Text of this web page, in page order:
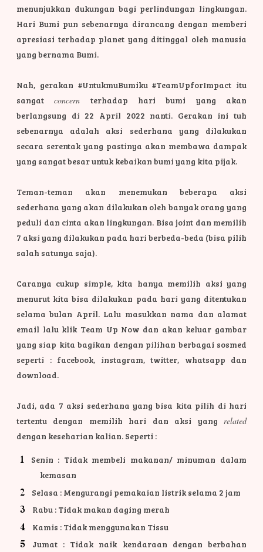
menunjukkan dukungan bagi perlindungan lingkungan.
Hari Bumi pun sebenarnya dirancang dengan memberi
apresiasi terhadap planet yang ditinggal oleh manusia
yang bernama Bumi.
Nah, gerakan #UntukmuBumiku #TeamUpforImpact itu
sangatconcern terhadap hari bumi yang akan
berlangsung di 22 April 2022 nanti. Gerakan ini tuh
sebenarnya adalah aksi sederhana yang dilakukan
secara serentak yang pastinya akan membawa dampak
yang sangat besar untuk kebaikan bumi yang kita pijak.
Teman-teman akan menemukan beberapa aksi
sederhana yang akan dilakukan oleh banyak orang yang
peduli dan cinta akan lingkungan. Bisa joint dan memilih
7 aksi yang dilakukan pada hari berbeda-beda (bisa pilih
salah satunya saja).
Caranya cukup simple, kita hanya memilih aksi yang
menurut kita bisa dilakukan pada hari yang ditentukan
selama bulan April. Lalu masukkan nama dan alamat
email lalu klik Team Up Now dan akan keluar gambar
yang siap kita bagikan dengan pilihan berbagai sosmed
seperti : facebook, instagram, twitter, whatsapp dan
download.
Jadi, ada 7 aksi sederhana yang bisa kita pilih di hari
tertentu dengan memilih hari dan aksi yang related
dengan keseharian kalian. Seperti :
Senin : Tidak membeli makanan/ minuman dalam
kemasan
Selasa : Mengurangi pemakaian listrik selama 2 jam
Rabu : Tidak makan daging merah
Kamis : Tidak menggunakan Tissu
Jumat : Tidak naik kendaraan dengan berbahan